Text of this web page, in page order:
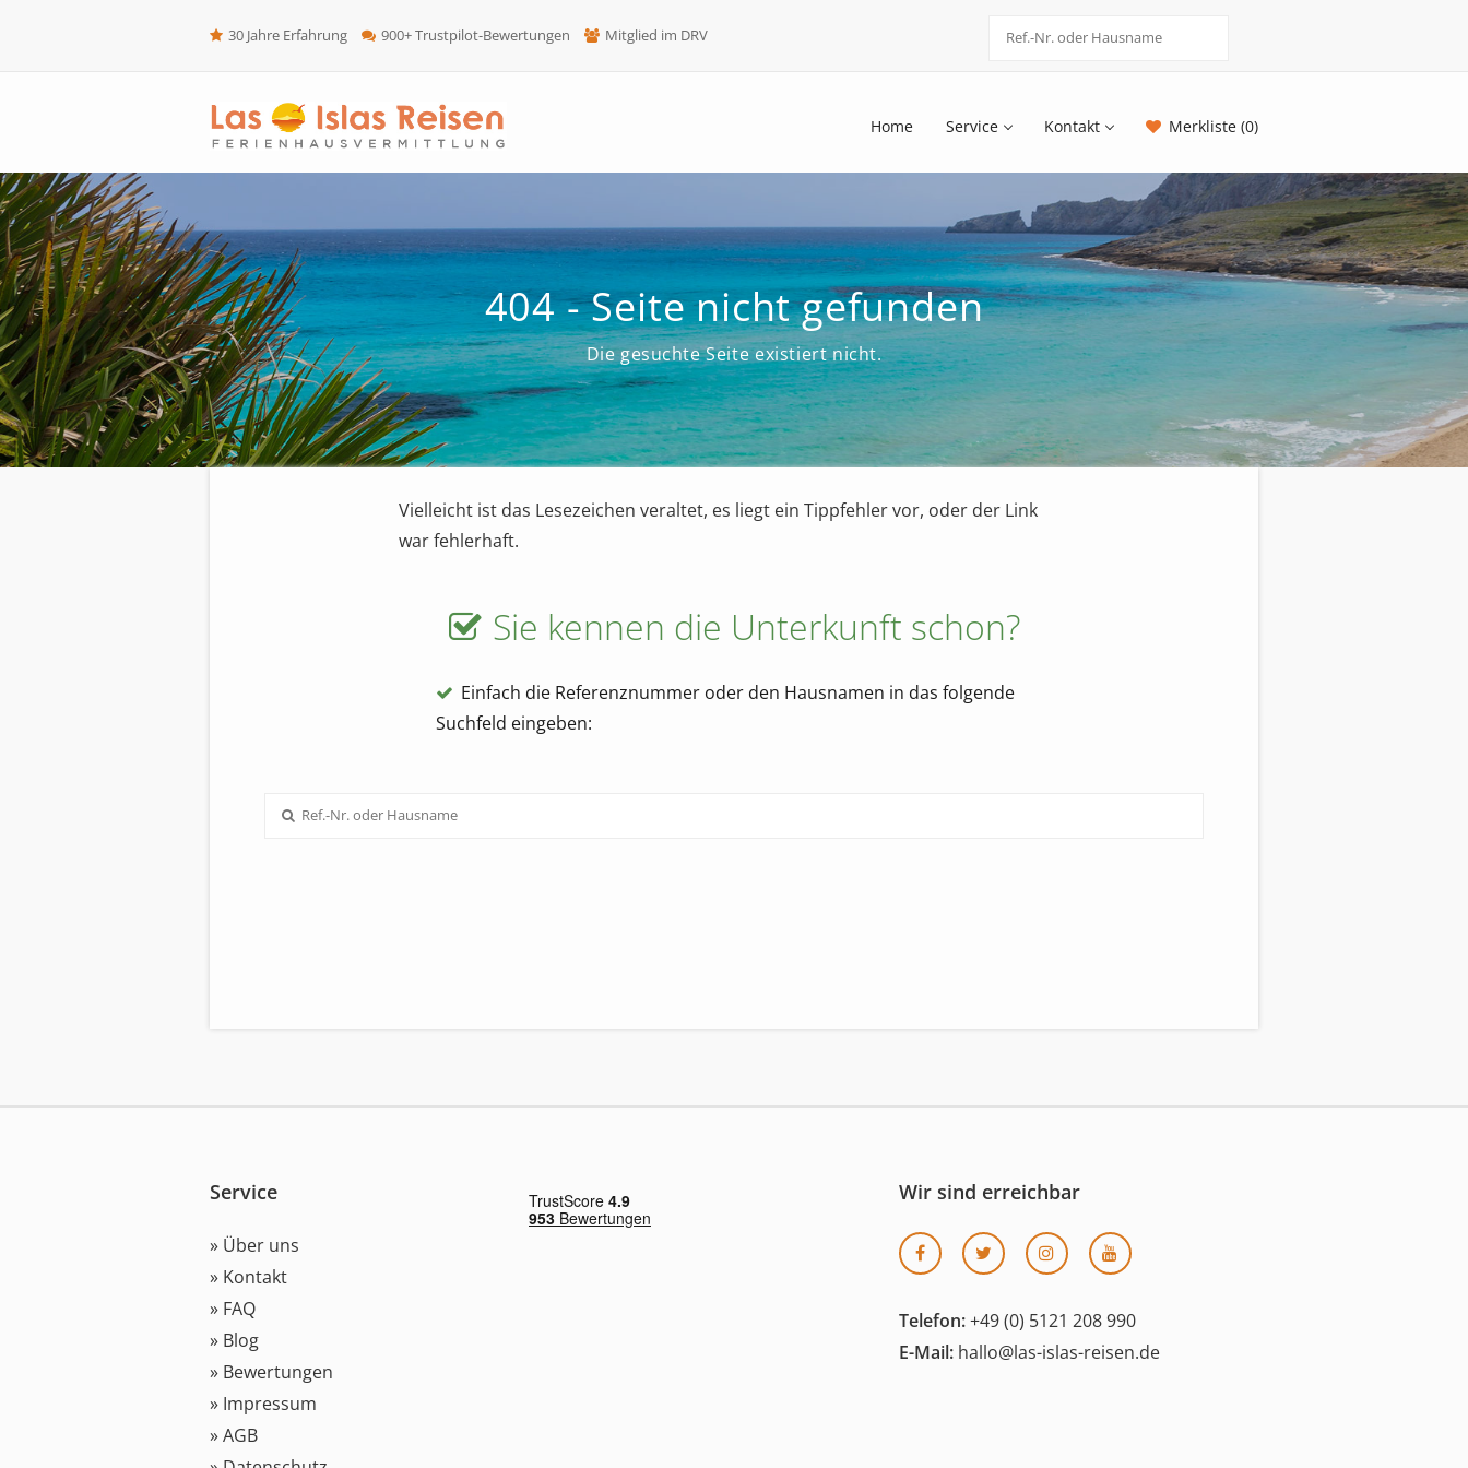
30 Jahre Erfahrung 900+ Trustpilot-Bewertungen Mitglied im DRV
Home Service Kontakt Merkliste (0)
404 - Seite nicht gefunden
Die gesuchte Seite existiert nicht.
Vielleicht ist das Lesezeichen veraltet, es liegt ein Tippfehler vor, oder der Link
war fehlerhaft.
Sie kennen die Unterkunft schon?
Einfach die Referenznummer oder den Hausnamen in das folgende
Suchfeld eingeben:
Service
» Über uns
» Kontakt
» FAQ
» Blog
» Bewertungen
» Impressum
» AGB
Wir sind erreichbar
Telefon:+49 (0) 5121 208 990
E-Mail: hallo@las-islas-reisen.de